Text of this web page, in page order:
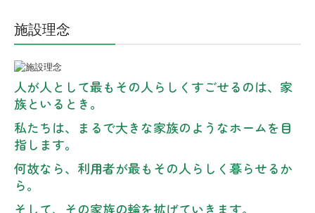
施設理念
人が人として最もその人らしくすごせるのは、家
族といるとき。
私たちは、まるで大きな家族のようなホームを目
指します。
何故なら、利用者が最もその人らしく暮らせるか
ら。
そして、その家族の輪を拡げていきます。